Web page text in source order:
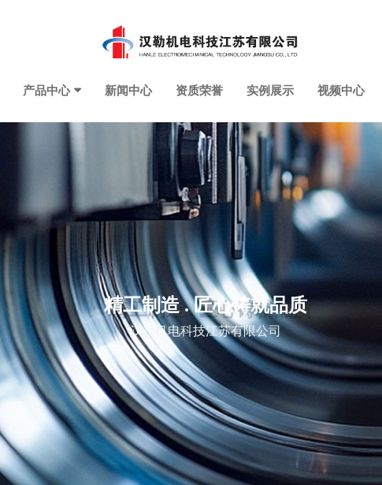
产品中心 新闻中心 资质荣誉 实例展示 视频中心
精工制造 . 匠心铸就品质
汉勒机电科技江苏有限公司